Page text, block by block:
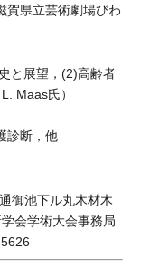
賀県立芸術劇場びわ
と展望，(2)高齢者
Maas氏）
診断，他
御池下ル丸木材木
会学術大会事務局